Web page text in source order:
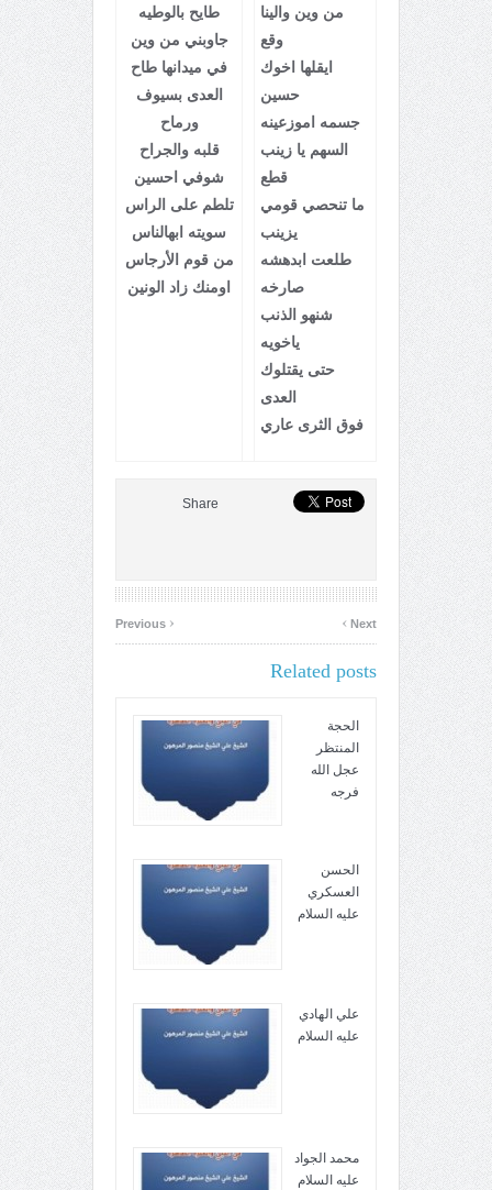
من وين والينا
وقع
ايقلها اخوك
حسين
جسمه اموزعينه
السهم يا زينب
قطع
ما تنحصي قومي
يزينب
طلعت ابدهشه
صارخه
شنهو الذنب
ياخويه
حتى يقتلوك
العدى
فوق الثرى عاري
طايح بالوطيه
جاوبني من وين
في ميدانها طاح
العدى بسيوف
ورماح
قلبه والجراح
شوفي احسين
تلطم على الراس
سويته ابهالناس
من قوم الأرجاس
اومنك زاد الونين
Share
‹ Next
›
Related posts
الحجة
المنتظر
عجل الله
فرجه
الحسن
العسكري
عليه السلام
علي الهادي
عليه السلام
محمد الجواد
عليه السلام